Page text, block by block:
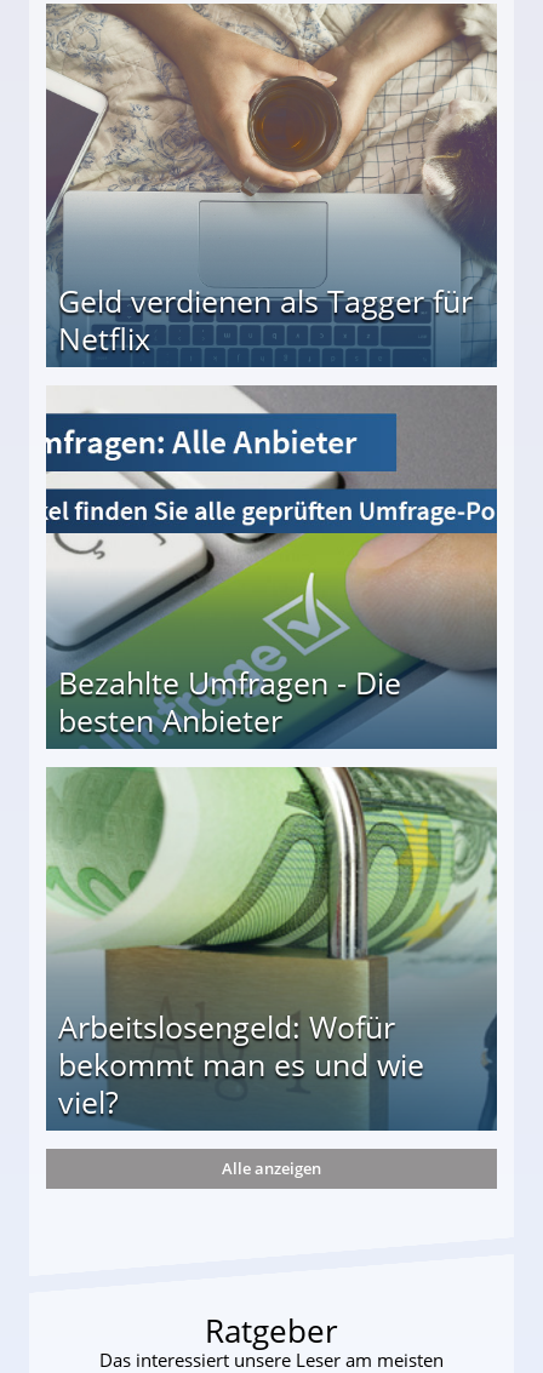
Geld verdienen als Tagger für
Netflix
Bezahlte Umfragen - Die
besten Anbieter
Arbeitslosengeld: Wofür
bekommt man es und wie
viel?
und wie viel?
Alle anzeigen
Ratgeber
Das interessiert unsere Leser am meisten